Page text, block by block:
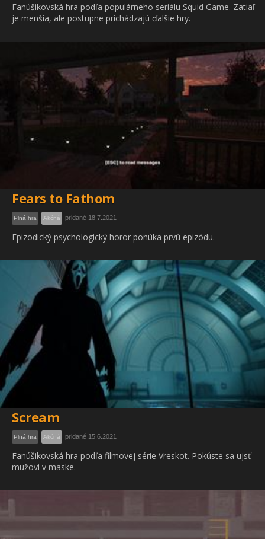
Fanúšikovská hra podľa populárneho seriálu Squid Game. Zatiaľ
je menšia, ale postupne prichádzajú ďalšie hry.
Fears to Fathom
Plná hra Akčná pridané 18.7.2021
Epizodický psychologický horor ponúka prvú epizódu.
Scream
Plná hra Akčná pridané 15.6.2021
Fanúšikovská hra podľa filmovej série Vreskot. Pokúste sa ujsť
mužovi v maske.